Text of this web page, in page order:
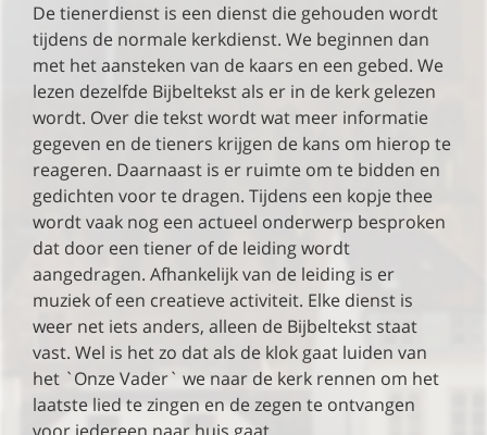
De tienerdienst is een dienst die gehouden wordt
tijdens de normale kerkdienst. We beginnen dan
met het aansteken van de kaars en een gebed. We
lezen dezelfde Bijbeltekst als er in de kerk gelezen
wordt. Over die tekst wordt wat meer informatie
gegeven en de tieners krijgen de kans om hierop te
reageren. Daarnaast is er ruimte om te bidden en
gedichten voor te dragen. Tijdens een kopje thee
wordt vaak nog een actueel onderwerp besproken
dat door een tiener of de leiding wordt
aangedragen. Afhankelijk van de leiding is er
muziek of een creatieve activiteit. Elke dienst is
weer net iets anders, alleen de Bijbeltekst staat
vast. Wel is het zo dat als de klok gaat luiden van
het `Onze Vader` we naar de kerk rennen om het
laatste lied te zingen en de zegen te ontvangen